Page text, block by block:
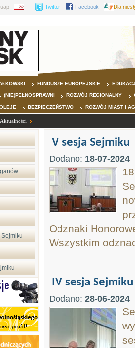
BIP Twitter Facebook Dla
FUNDUSZE EUROPEJSKIE
(NIE)PEŁNOSPRAWNI ROZWÓJ REGIONALNY
BEZPIECZEŃSTWO ROZWÓJ MIAST I
Aktualności
V sesja Sejmiku
Dodano: 18-07-2024
Odznaki
Wszystkim
IV sesja Sejmiku
Dodano: 28-06-2024